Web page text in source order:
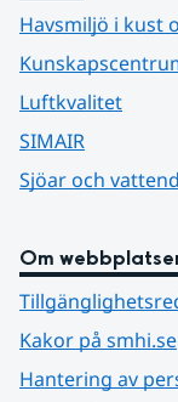
Havsmiljö i kust
Luftkvalitet
SIMAIR
Sjöar och
Om
Kakor på smhi.se
Hantering av